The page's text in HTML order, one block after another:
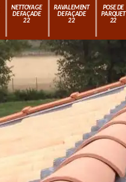
NETTOYAGE
DE FAÇADE
22
RAVALEMENT
DE FAÇADE
22
POSE DE
PARQUET
22